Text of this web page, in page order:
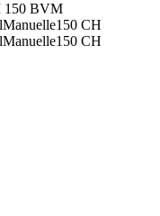
150 BVM
Manuelle150 CH
Manuelle150 CH